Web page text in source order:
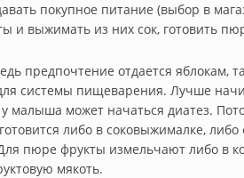
покупное питание (выбор в
и выжимать из них сок, готовить
предпочтение отдается яблокам,
системы пищеварения. Лучше
малыша может начаться диатез.
либо в соковыжималке,
пюре фрукты измельчают либо в
мякоть.